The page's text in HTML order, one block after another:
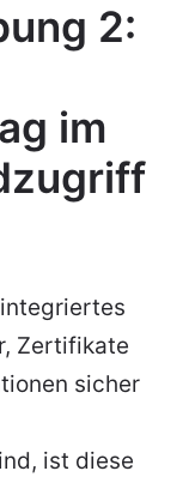
2:
im
Zertifikate
sicher
ist diese